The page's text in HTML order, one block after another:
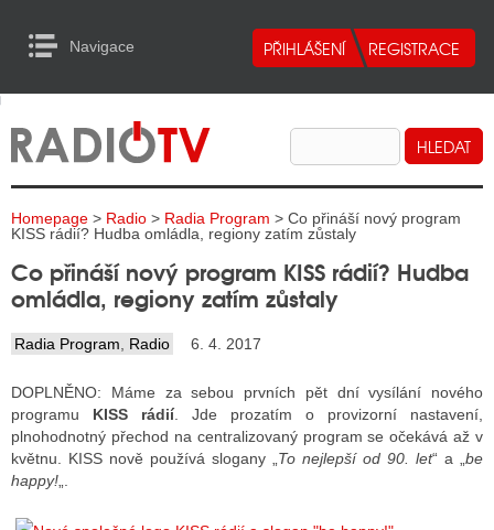
Navigace
RADIA
TELEVIZE
INTERNET
TISK
RADIA
RÁDIÍ
RÁDIÍ
VYSÍLAČE
to Content
Homepage > Radio > Radia Program > Co přináší nový program
KISS rádií? Hudba omládla, regiony zatím zůstaly
Co přináší nový program KISS rádií? Hudba
omládla, regiony zatím zůstaly
Radia Program Radio 6. 4. 2017
DOPLNĚNO: Máme za sebou prvních pět dní vysílání nového
programu KISS rádií. Jde prozatím o provizorní nastavení,
plnohodnotný přechod na centralizovaný program se očekává až v
květnu. KISS nově používá slogany „ To nejlepší od 90. let“ a „ be
happy!